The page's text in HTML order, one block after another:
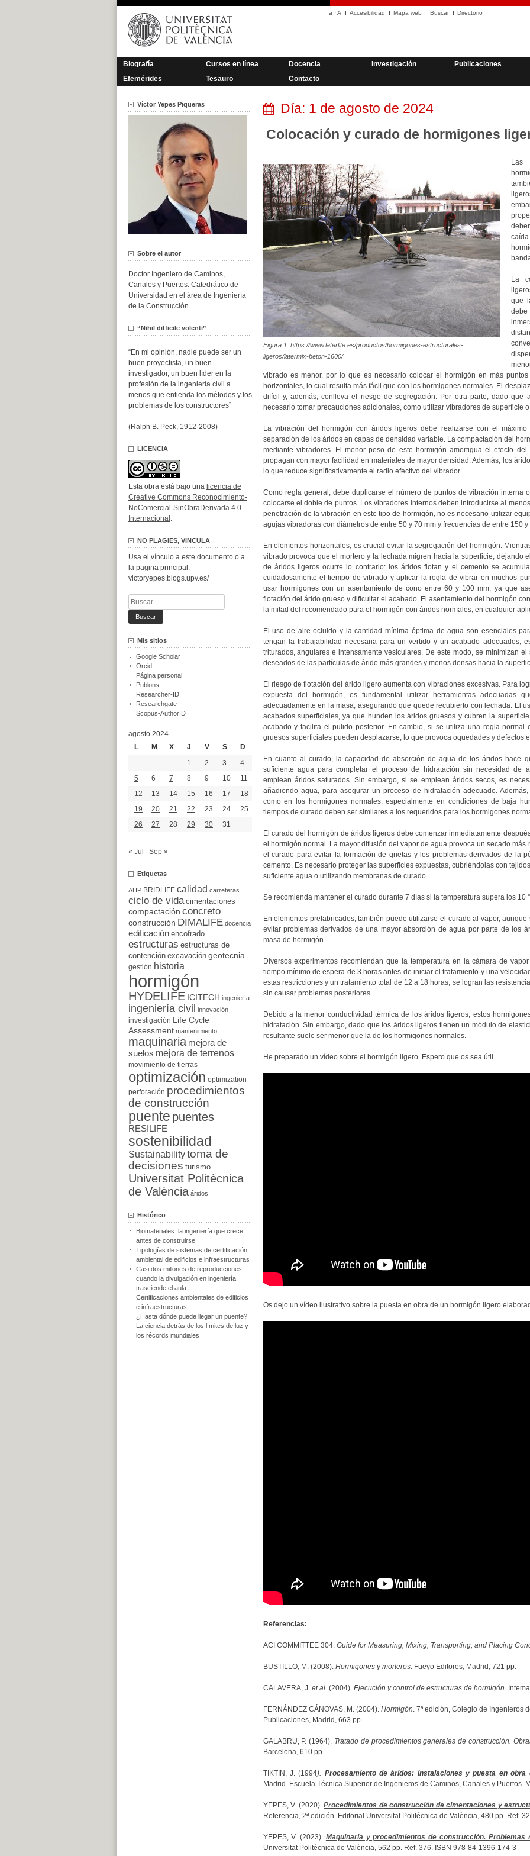
Saltar
contenido
a ·A Accesibilidad Mapa web Buscar Directorio
Biografía Cursos en línea Docencia Investigación Publicaciones
Efemérides
Tesauro Contacto
Día: 1 de agosto de 2024
Colocación y curado de hormigones
Figura 1. https://www.laterlite.es/productos/hormigones-estructurales-
ligeros/latermix-beton-1600/
Las
La
que
debe
vibrado es menor, por lo que es necesario colocar el hormigón en más
horizontales, lo cual resulta más fácil que con los hormigones normales. El
difícil y, además, conlleva el riesgo de segregación. Por otra parte, dado que
necesario tomar precauciones adicionales, como utilizar vibradores de superficie
La vibración del hormigón con áridos ligeros debe realizarse con el
separación de los áridos en capas de densidad variable. La compactación del
mediante vibradores. El menor peso de este hormigón amortigua el efecto
propagan con mayor facilidad en materiales de mayor densidad. Además, los
lo que reduce significativamente el radio efectivo del vibrador.
Como regla general, debe duplicarse el número de puntos de vibración interna
colocarse el doble de puntos. Los vibradores internos deben introducirse al
penetración de la vibración en este tipo de hormigón, no es necesario utilizar
agujas vibradoras con diámetros de entre 50 y 70 mm y frecuencias de entre 150 y
En elementos horizontales, es crucial evitar la segregación del hormigón.
vibrado provoca que el mortero y la lechada migren hacia la superficie, dejando
de áridos ligeros ocurre lo contrario: los áridos flotan y el cemento se
cuidadosamente el tiempo de vibrado y aplicar la regla de vibrar en muchos
usar hormigones con un asentamiento de cono entre 60 y 100 mm, ya que
flotación del árido grueso y dificultar el acabado. El asentamiento del hormigón
la mitad del recomendado para el hormigón con áridos normales, en cualquier
El uso de aire ocluido y la cantidad mínima óptima de agua son esenciales
tengan la trabajabilidad necesaria para un vertido y un acabado adecuados,
triturados, angulares e intensamente vesiculares. De este modo, se minimizan
deseados de las partículas de árido más grandes y menos densas hacia la
El riesgo de flotación del árido ligero aumenta con vibraciones excesivas. Para
expuesta del hormigón, es fundamental utilizar herramientas adecuadas
adecuadamente en la masa, asegurando que quede recubierto con lechada. El
acabados superficiales, ya que hunden los áridos gruesos y cubren la
acabado y facilita el pulido posterior. En cambio, si se utiliza una regla normal
gruesos superficiales pueden desplazarse, lo que provoca oquedades y defectos
En cuanto al curado, la capacidad de absorción de agua de los áridos hace
suficiente agua para completar el proceso de hidratación sin necesidad de
emplean áridos saturados. Sin embargo, si se emplean áridos secos, es
añadiendo agua, para asegurar un proceso de hidratación adecuado.
como en los hormigones normales, especialmente en condiciones de baja
tiempos de curado deben ser similares a los requeridos para los hormigones
El curado del hormigón de áridos ligeros debe comenzar inmediatamente
el hormigón normal. La mayor difusión del vapor de agua provoca un secado
el curado para evitar la formación de grietas y los problemas derivados de la
cemento. Es necesario proteger las superficies expuestas, cubriéndolas con
suficiente agua o utilizando membranas de curado.
Se recomienda mantener el curado durante 7 días si la temperatura supera los 10
En elementos prefabricados, también puede utilizarse el curado al vapor,
evitar problemas derivados de una mayor absorción de agua por parte de los
masa de hormigón.
Diversos experimentos recomiendan que la temperatura en la cámara de
tiempo mínimo de espera de 3 horas antes de iniciar el tratamiento y una
estas restricciones y un tratamiento total de 12 a 18 horas, se logran las
sin causar problemas posteriores.
Debido a la menor conductividad térmica de los áridos ligeros, estos
hidratación. Sin embargo, dado que los áridos ligeros tienen un módulo de
resultante suele ser menor que la de los hormigones normales.
He preparado un vídeo sobre el hormigón ligero. Espero que os sea útil.
Os dejo un vídeo ilustrativo sobre la puesta en obra de un hormigón ligero
Referencias:
ACI COMMITTEE 304. Guide for Measuring, Mixing, Transporting, and Placing
BUSTILLO, M. (2008). Hormigones y morteros. Fueyo Editores, Madrid, 721 pp.
CALAVERA, J. et al. (2004). Ejecución y control de estructuras de hormigón.
FERNÁNDEZ CÁNOVAS, M. (2004). Hormigón. 7ª edición, Colegio de Ingenieros
Publicaciones, Madrid, 663 pp.
GALABRU, P. (1964). Tratado de procedimientos generales de construcción.
Barcelona, 610 pp.
TIKTIN, J. (1994). Procesamiento de áridos: instalaciones y puesta en obra
Madrid. Escuela Técnica Superior de Ingenieros de Caminos, Canales y Puertos.
YEPES, V. (2020).Procedimientos de construcción de cimentaciones y
Referencia, 2ª edición. Editorial Universitat Politècnica de València, 480 pp. Ref.
YEPES, V. (2023). Maquinaria y procedimientos de construcción. Problemas
Universitat Politècnica de València, 562 pp. Ref. 376. ISBN 978-84-1396-174-3
Víctor Yepes Piqueras
Sobre el autor
Doctor Ingeniero de Caminos,
Canales y Puertos. Catedrático de
Universidad en el área de Ingeniería
de la Construcción
“Nihil difficile volenti”
“En mi opinión, nadie puede ser un
buen proyectista, un buen
investigador, un buen líder en la
profesión de la ingeniería civil a
menos que entienda los métodos y los
problemas de los constructores”
(Ralph B. Peck, 1912-2008)
LICENCIA
Esta obra está bajo una licencia de
Creative Commons Reconocimiento-
NoComercial-SinObraDerivada 4.0
Internacional .
NO PLAGIES, VINCULA
Usa el vínculo a este documento o a
la pagina principal:
victoryepes.blogs.upv.es/
Buscar:
Mis sitios
Google Scholar
Orcid
Página personal
Publons
Researcher-ID
Researchgate
Scopus-AuthorID
agosto 2024
L
M X J V S
D
1
2 3
4
5
6 7 8 9 10
11
12
13 14 15 16 17
18
19
20 21 22 23 24
25
26
27 28 29 30 31
« Jul Sep »
Etiquetas
AHP BRIDLIFE calidad carreteras
ciclo de vida cimentaciones
compactación concreto
construcción DIMALIFE docencia
edificación encofrado
estructuras estructuras de
contención excavación geotecnia
gestión historia
hormigón
HYDELIFE ICITECH ingeniería
ingeniería civil innovación
investigación
Life Cycle
Assessment mantenimiento
maquinaria mejora de
suelos mejora de terrenos
movimiento de tierras
optimización optimization
perforación procedimientos
de construcción
puente puentes
RESILIFE
sostenibilidad
Sustainabilitytoma de
decisiones turismo
Universitat Politècnica
de València áridos
Histórico
Biomateriales: la ingeniería que crece
antes de construirse
Tipologías de sistemas de certificación
ambiental de edificios e infraestructuras
Casi dos millones de reproducciones:
cuando la divulgación en ingeniería
trasciende el aula
Certificaciones ambientales de edificios
e infraestructuras
¿Hasta dónde puede llegar un puente?
La ciencia detrás de los límites de luz y
los récords mundiales